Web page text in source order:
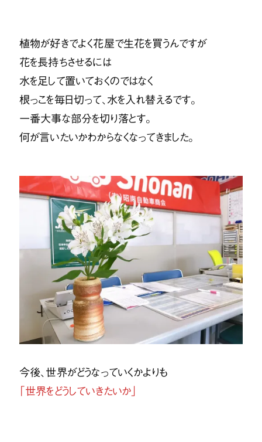
植物が好きでよく花屋で生花を買うんですが
花を長持ちさせるには
水を足して置いておくのではなく
根っこを毎日切って、水を入れ替えるです。
一番大事な部分を切り落とす。
何が言いたいかわからなくなってきました。
今後、世界がどうなっていくかよりも
「世界をどうしていきたいか」